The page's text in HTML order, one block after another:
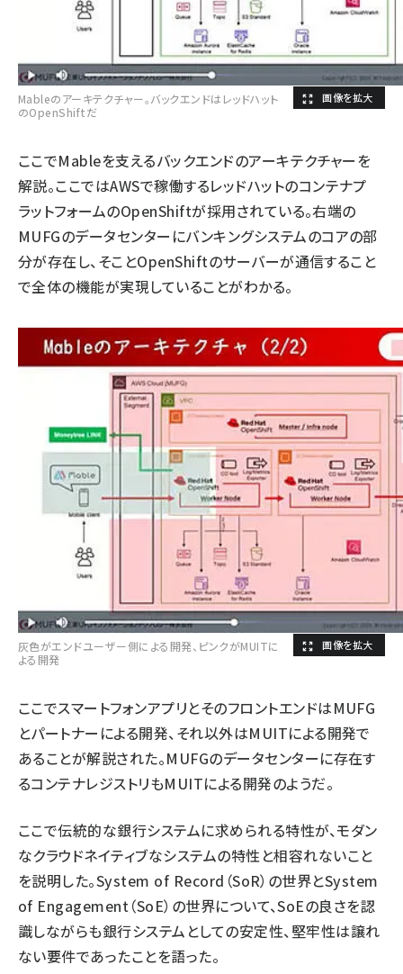
Mableのアーキテクチャー。バックエンドはレッドハット
のOpenShiftだ
ここでMableを支えるバックエンドのアーキテクチャーを
解説。ここではAWSで稼働するレッドハットのコンテナプ
ラットフォームのOpenShiftが採用されている。右端の
MUFGのデータセンターにバンキングシステムのコアの部
分が存在し、そことOpenShiftのサーバーが通信すること
で全体の機能が実現していることがわかる。
灰色がエンドユーザー側による開発、ピンクがMUITに
よる開発
ここでスマートフォンアプリとそのフロントエンドはMUFG
とパートナーによる開発、それ以外はMUITによる開発で
あることが解説された。MUFGのデータセンターに存在す
るコンテナレジストリもMUITによる開発のようだ。
ここで伝統的な銀行システムに求められる特性が、モダン
なクラウドネイティブなシステムの特性と相容れないこと
を説明した。System of Record（SoR）の世界とSystem
of Engagement（SoE）の世界について、SoEの良さを認
識しながらも銀行システムとしての安定性、堅牢性は譲れ
ない要件であったことを語った。